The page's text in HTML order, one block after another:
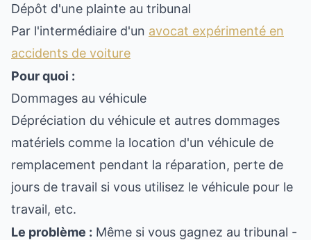
Dépôt d'une plainte au tribunal
Par l'intermédiaire d'un avocat expérimenté en
accidents de voiture
Pour quoi :
Dommages au véhicule
Dépréciation du véhicule et autres dommages
matériels comme la location d'un véhicule de
remplacement pendant la réparation, perte de
jours de travail si vous utilisez le véhicule pour le
travail, etc.
Le problème : Même si vous gagnez au tribunal -